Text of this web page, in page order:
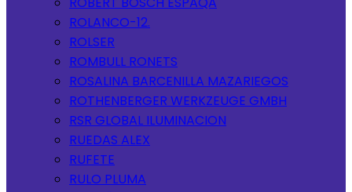
ROLANCO-12.
ROLSER
ROMBULL RONETS
ROSALINA BARCENILLA MAZARIEGOS
ROTHENBERGER WERKZEUGE GMBH
RSR GLOBAL ILUMINACION
RUEDAS ALEX
RUFETE
RULO PLUMA